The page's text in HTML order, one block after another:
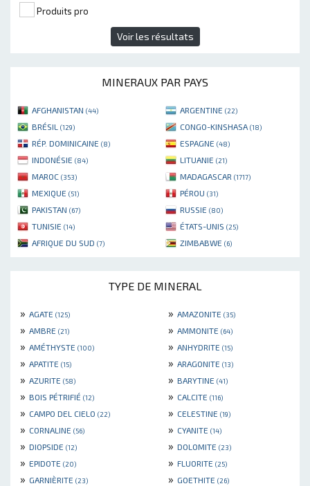
Produits pro
Voir les résultats
MINERAUX PAR PAYS
AFGHANISTAN (44) ARGENTINE (22)
BRÉSIL (129) CONGO-KINSHASA (18)
RÉP. DOMINICAINE (8) ESPAGNE (48)
INDONÉSIE (84) LITUANIE (21)
MAROC (353) MADAGASCAR (1717)
MEXIQUE (51) PÉROU (31)
PAKISTAN (67) RUSSIE (80)
TUNISIE (14) ÉTATS-UNIS (25)
AFRIQUE DU SUD (7) ZIMBABWE (6)
TYPE DE MINERAL
» AGATE (125) » AMAZONITE (35)
» AMBRE (21) » AMMONITE (64)
» AMÉTHYSTE (100) » ANHYDRITE (15)
» APATITE (15) » ARAGONITE (13)
» AZURITE (58) » BARYTINE (41)
» BOIS PÉTRIFIÉ (12) » CALCITE (116)
» CAMPO DEL CIELO (22) » CELESTINE (19)
» CORNALINE (56) » CYANITE (14)
» DIOPSIDE (12) » DOLOMITE (23)
» EPIDOTE (20) » FLUORITE (25)
» GARNIÈRITE (23) » GOETHITE (26)